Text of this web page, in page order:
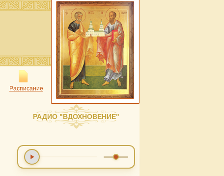
Расписание
РАДИО "ВДОХНОВЕНИЕ"